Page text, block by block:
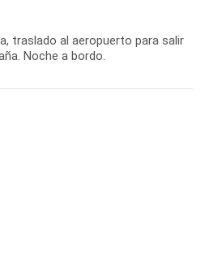
traslado al aeropuerto para salir
Noche a bordo.